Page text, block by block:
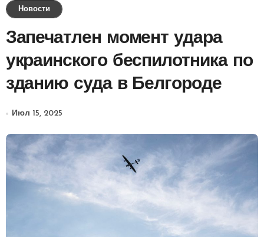
Новости
Запечатлен момент удара
украинского беспилотника по
зданию суда в Белгороде
Июл 15, 2025